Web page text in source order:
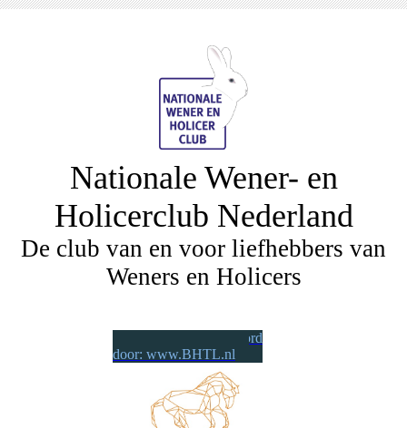
Nationale Wener- en
Holicerclub Nederland
De club van en voor liefhebbers van
Weners en Holicers
Wij worden gesponsord
door: www.BHTL.nl